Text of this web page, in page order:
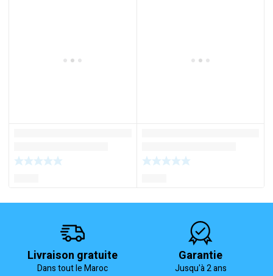
Livraison gratuite
Dans tout le Maroc
Garantie
Jusqu'à 2 ans